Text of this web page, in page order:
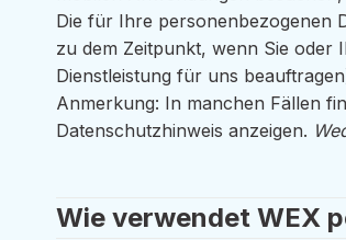
Die für Ihre personenbezogenen
zu dem Zeitpunkt, wenn Sie oder
Dienstleistung für uns
Anmerkung: In manchen Fällen
Datenschutzhinweis anzeigen.
Wie verwendet WEX